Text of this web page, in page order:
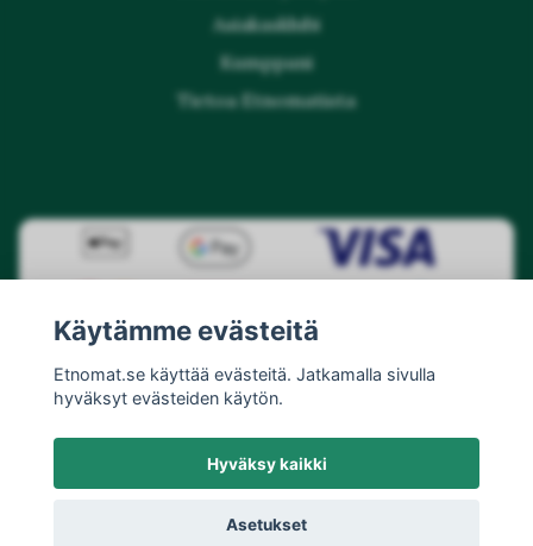
Asiakasklubi
Kumppani
Tietoa Etnomatista
© 2026 Etnomat
Käytämme evästeitä
Etnomat.se käyttää evästeitä. Jatkamalla sivulla
hyväksyt evästeiden käytön.
Hyväksy kaikki
Asetukset